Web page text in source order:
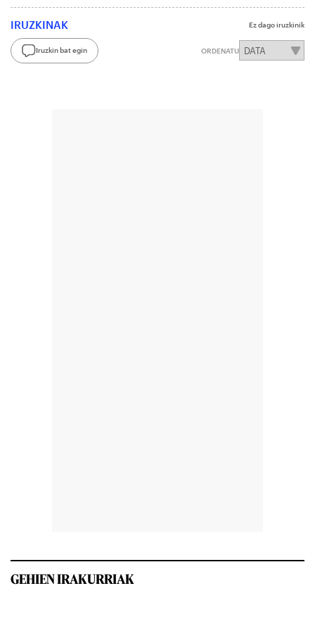
IRUZKINAK Ez dago iruzkinik
Iruzkin bat egin ORDENATU
GEHIEN IRAKURRIAK